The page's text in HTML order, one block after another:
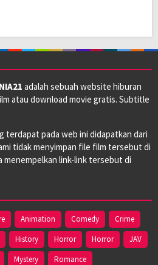
adalah sebuah website hiburan
atau download movie gratis. Subtitle
terdapat pada web ini didapatkan dari
tidak menyimpan file film tersebut di
menempelkan link-link tersebut di
Animation Comedy
Crime
History Horror Horror
JAV
Mystery Romance